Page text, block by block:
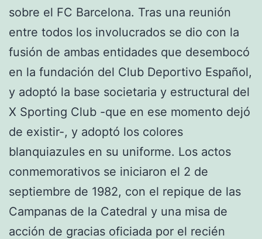
sobre el FC Barcelona. Tras una reunión
entre todos los involucrados se dio con la
fusión de ambas entidades que desembocó
en la fundación del Club Deportivo Español,
y adoptó la base societaria y estructural del
X Sporting Club -que en ese momento dejó
de existir-, y adoptó los colores
blanquiazules en su uniforme. Los actos
conmemorativos se iniciaron el 2 de
septiembre de 1982, con el repique de las
Campanas de la Catedral y una misa de
acción de gracias oficiada por el recién